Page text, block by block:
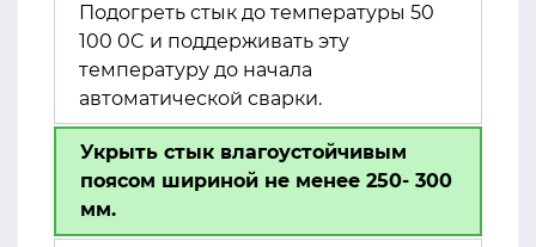
Подогреть стык до температуры 50
100 0C и поддерживать эту
температуру до начала
автоматической сварки.
Укрыть стык влагоустойчивым
поясом шириной не менее 250- 300
мм.